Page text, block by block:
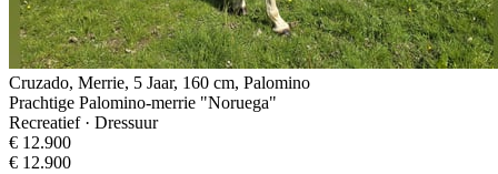
Cruzado, Merrie, 5 Jaar, 160 cm, Palomino
Prachtige Palomino-merrie "Noruega"
Recreatief · Dressuur
€ 12.900
€ 12.900